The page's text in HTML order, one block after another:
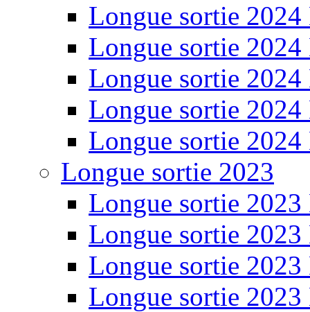
Longue sortie 2024
Longue sortie 2024
Longue sortie 2024
Longue sortie 2024
Longue sortie 2024
Longue sortie 2023
Longue sortie 2023
Longue sortie 2023
Longue sortie 2023
Longue sortie 2023